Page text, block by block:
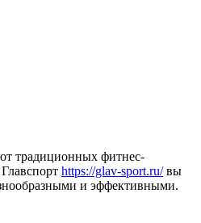
традиционных фитнес-
https://glav-sport.ru/вы
и эффективными.